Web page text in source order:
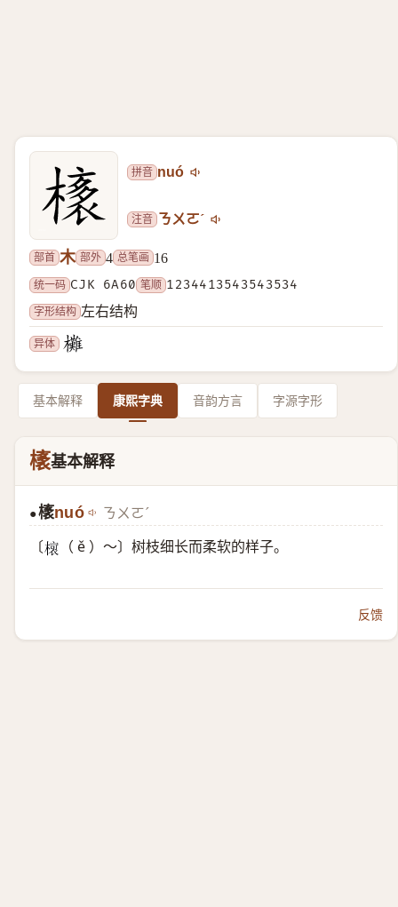
拼音 nuó
注音 ㄋㄨㄛˊ
部首 木 部外 4 总笔画 16
统一码 CJK 6A60 笔顺 1234413543543534
字形结构 左右结构
异体
基本解释 康熙字典 音韵方言 字源字形
橠基本解释
●橠nuó ㄋㄨㄛˊ
〔𣘨 （ ě ）～〕树枝细长而柔软的样子。
反馈